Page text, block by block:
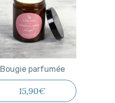
Bougie parfumée
15,90€